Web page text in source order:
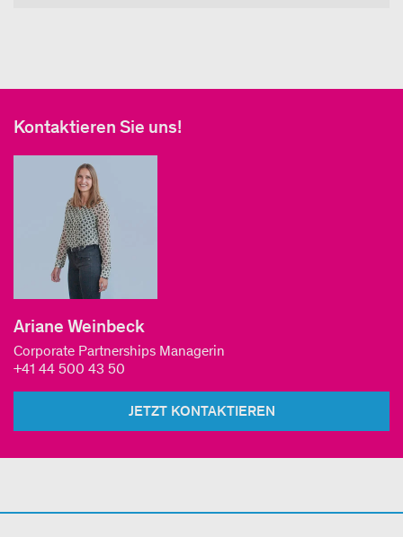
Kontaktieren Sie uns!
Ariane Weinbeck
Corporate Partnerships Managerin
+41 44 500 43 50
JETZT KONTAKTIEREN